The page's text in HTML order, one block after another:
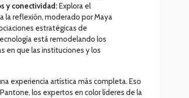
y conectividad: Explora el
la reflexión, moderado por Maya
estratégicas de
está remodelando los
en que las instituciones y los
experiencia artística más completa. Eso
los expertos en color líderes de la